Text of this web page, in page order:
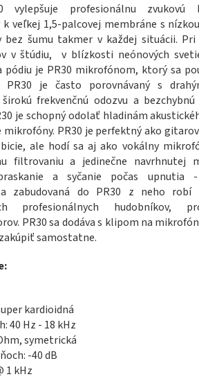
vylepšuje profesionálnu zvukovú
k veľkej 1,5-palcovej membráne s
bez šumu takmer v každej situácii.
v štúdiu, v blízkosti neónových
je PR30 mikrofónom, ktorý sa
PR30 je často porovnávaný s
frekvenčnú odozvu a bezchybnú
je schopný odolať hladinám
mikrofóny. PR30 je perfektný ako
ale hodí sa aj ako vokálny
filtrovaniu a jedinečne navrhnutej
a syčanie počas upnutia
zabudovaná do PR30 z neho robí
profesionálnych hudobníkov,
PR30 sa dodáva s klipom na
samostatne.
kardioidná
40 Hz - 18 kHz
symetrická
-40 dB
1 kHz